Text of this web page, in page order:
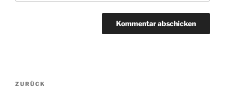
Beitragsnavigation
Vorheriger
ZURÜCK